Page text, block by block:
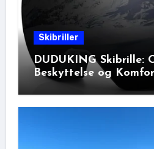
Skibriller
DUDUKING Skibrille:
Beskyttelse og
Vinteraktiviteter